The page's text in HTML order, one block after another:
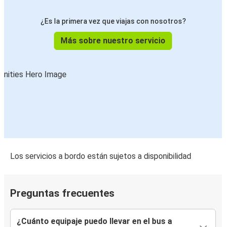
¿Es la primera vez que viajas con nosotros?
Más sobre nuestro servicio
Los servicios a bordo están sujetos a disponibilidad
Preguntas frecuentes
¿Cuánto equipaje puedo llevar en el bus a